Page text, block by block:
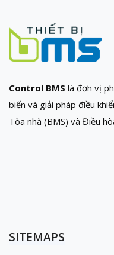
Control BMS là đơn vị
biến và giải pháp điều
Tòa nhà (BMS) và Điều
SITEMAPS